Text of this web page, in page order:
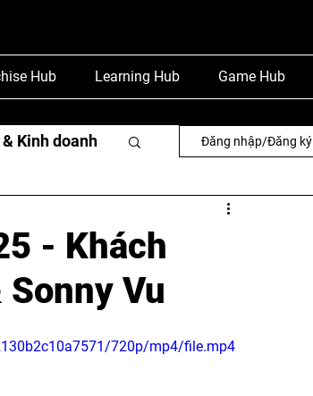
Hub Learning Hub Game Hub
Kinh doanh Đăng nhập/Đăng ký
- Khách
Vu
720p/mp4/file.mp4